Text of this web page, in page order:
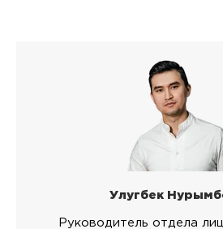
Улугбек
Руководитель отдела